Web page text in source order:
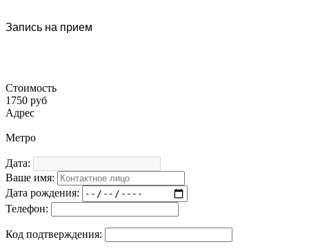
Запись на прием
Стоимость
1750 руб
Адрес
Метро
Дата:
Ваше имя:
Дата рождения:
Телефон:
Код подтверждения: